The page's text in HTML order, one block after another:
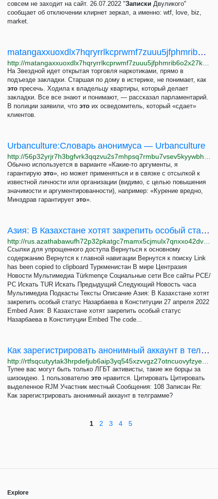
совсем не заходит на сайт. 26.07.2022 "Записки Двуликого"
сообщает об отключении клирнет зеркал, а именно: wtf, love, biz,
market.
matangaxxuoxdlx7hqryrrlkcprwmf7zuuu5jfphmrib6o2x27kkimyd.onion | Новость - Наркоторговля под...
На Звездной идет открытая торговля наркотиками, прямо в
подъезде закладки. Старшая по дому в истерике, не понимает, как
это пресечь. Ходила к владельцу квартиры, который делает
закладки. Все все знают и понимают, — рассказал парламентарий.
В полиции заявили, что это их осведомитель, который «сдает»
клиентов.
Urbanculture:Словарь анонимуса — Urbanculture
Обычно используется в варианте «Какие-то аргументы, я
гарантирую это», но может применяться и в связке с отсылкой к
известной личности или организации (видимо, с целью повышения
значимости и аргументированности), например: «Курение вредно,
Минздрав гарантирует это».
Азия: В Казахстане хотят закрепить особый статус Назарбаева в Конституции
Ссылки для упрощенного доступа Вернуться к основному
содержанию Вернутся к главной навигации Вернутся к поиску Link
has been copied to clipboard Туркменистан В мире Центразия
Новости Мультимедиа Türkmençe Социальные сети Все сайты РСЕ/
РС Искать TUR Искать Предыдущий Следующий Новость часа
Мультимедиа Подкасты Тексты Описание Азия: В Казахстане хотят
закрепить особый статус Назарбаева в Конституции 27 апреля 2022
Embed Азия: В Казахстане хотят закрепить особый статус
Назарбаева в Конституции Embed The code...
Как зарегистрировать анонимный аккаунт в телграмме?
Тупее вас могут быть только ЛГБТ активисты, такие же борцы за
шизоидею. 1 пользователю это нравится. Цитировать Цитировать
выделенное RJM Участник местный Сообщения: 108 Записан Re:
Как зарегистрировать анонимный аккаунт в телграмме?
1 2 3 4 5
Explore